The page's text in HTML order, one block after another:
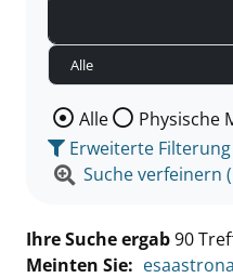
Wählen Sie die
Alle Physische
Erweiterte Filterung
Suche verfeinern
Ihre Suche ergab90
Meinten Sie: